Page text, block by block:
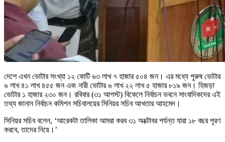
দেশে এখন ভোটার সংখ্যা ১২ কোটি ৬৩ লাখ ৭ হাজার ৫০৪ জন। এর মধ্যে পুরুষ ভোটার
৬ লাখ ৪১ লাখ ৪৫৫ জন এবং নারী ভোটার ৬ লাখ ২২ লাখ ৫ হাজার ৮১৯ জন। হিজড়া
ভোটার ১ হাজার ২৩০ জন। রবিবার (৩১ আগস্ট) বিকেলে নির্বাচন ভবনে সাংবাদিকদের এই
তথ্য জানান নির্বাচন কমিশন সচিবালয়ের সিনিয়র সচিব আখতার আহমেদ।
সিনিয়র সচিব বলেন, ‘আরেকটা তালিকা আমরা করব ৩১ অক্টোবর পর্যন্ত যারা ১৮ বছর পূরণ
করবে, তাদের নিয়ে।’